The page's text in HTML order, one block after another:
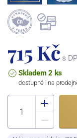
715 Kč s
Skladem 2 ks
dostupné i na